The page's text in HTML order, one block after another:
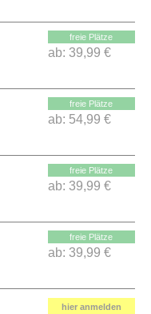
freie Plätze
ab: 39,99 €
freie Plätze
ab: 54,99 €
freie Plätze
ab: 39,99 €
freie Plätze
ab: 39,99 €
hier anmelden